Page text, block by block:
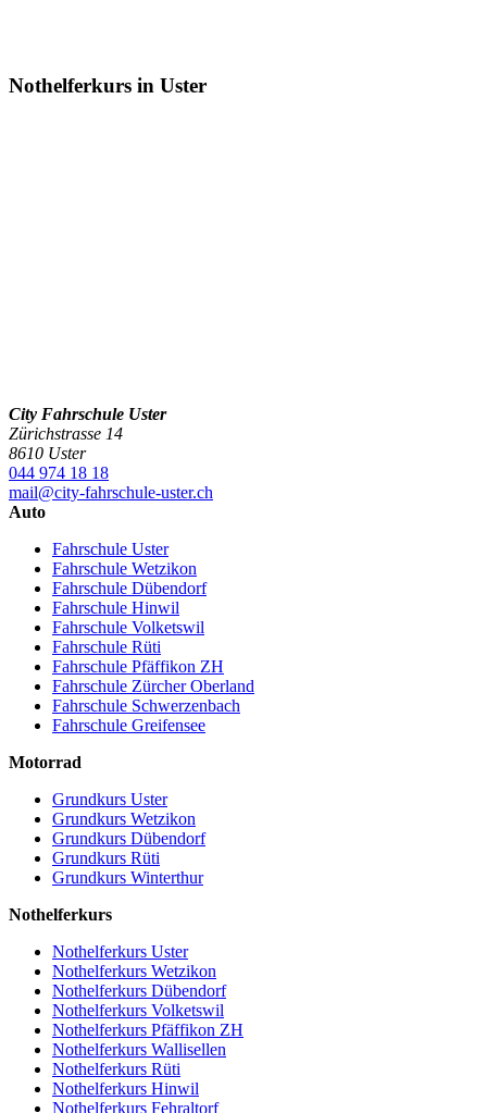
Nothelferkurs in Uster
City Fahrschule Uster
Zürichstrasse 14
8610 Uster
044 974 18 18
mail@city-fahrschule-uster.ch
Auto
Fahrschule Uster
Fahrschule Wetzikon
Fahrschule Dübendorf
Fahrschule Hinwil
Fahrschule Volketswil
Fahrschule Rüti
Fahrschule Pfäffikon ZH
Fahrschule Zürcher Oberland
Fahrschule Schwerzenbach
Fahrschule Greifensee
Motorrad
Grundkurs Uster
Grundkurs Wetzikon
Grundkurs Dübendorf
Grundkurs Rüti
Grundkurs Winterthur
Nothelferkurs
Nothelferkurs Uster
Nothelferkurs Wetzikon
Nothelferkurs Dübendorf
Nothelferkurs Volketswil
Nothelferkurs Pfäffikon ZH
Nothelferkurs Wallisellen
Nothelferkurs Rüti
Nothelferkurs Hinwil
Nothelferkurs Fehraltorf